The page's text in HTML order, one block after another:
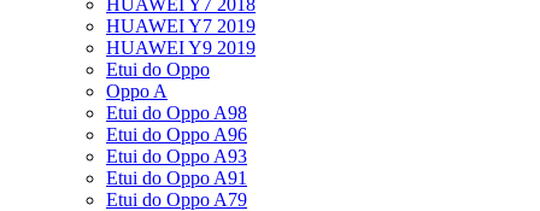
HUAWEI Y7 2018
HUAWEI Y7 2019
HUAWEI Y9 2019
Etui do Oppo
Oppo A
Etui do Oppo A98
Etui do Oppo A96
Etui do Oppo A93
Etui do Oppo A91
Etui do Oppo A79